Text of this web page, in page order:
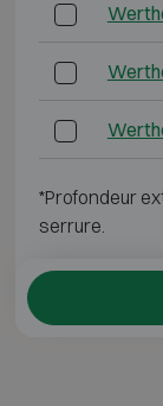
*Profondeur
serrure.